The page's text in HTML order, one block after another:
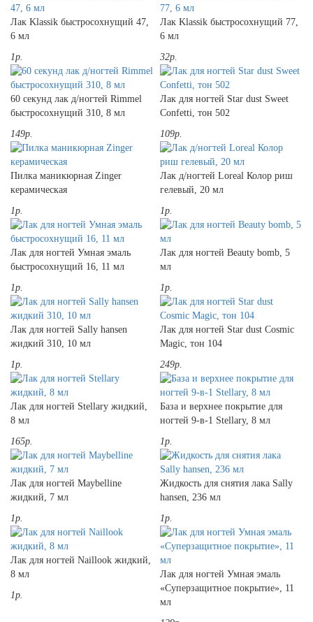
Лак Klassik быстросохнущий 47,
6 мл
1р.
Лак Klassik быстросохнущий 77,
6 мл
32р.
60 секунд лак д/ногтей Rimmel
быстросохнущий 310, 8 мл
149р.
Лак для ногтей Star dust Sweet
Confetti, тон 502
109р.
Пилка маникюрная Zinger
керамическая
1р.
Лак д/ногтей Loreal Колор риш
гелевый, 20 мл
1р.
Лак для ногтей Умная эмаль
быстросохнущий 16, 11 мл
1р.
Лак для ногтей Beauty bomb, 5
мл
1р.
Лак для ногтей Sally hansen
жидкий 310, 10 мл
1р.
Лак для ногтей Star dust Cosmic
Magic, тон 104
249р.
Лак для ногтей Stellary жидкий,
8 мл
165р.
База и верхнее покрытие для
ногтей 9-в-1 Stellary, 8 мл
1р.
Лак для ногтей Maybelline
жидкий, 7 мл
1р.
Жидкость для снятия лака Sally
hansen, 236 мл
1р.
Лак для ногтей Naillook жидкий,
8 мл
1р.
Лак для ногтей Умная эмаль
«Суперзащитное покрытие», 11
мл